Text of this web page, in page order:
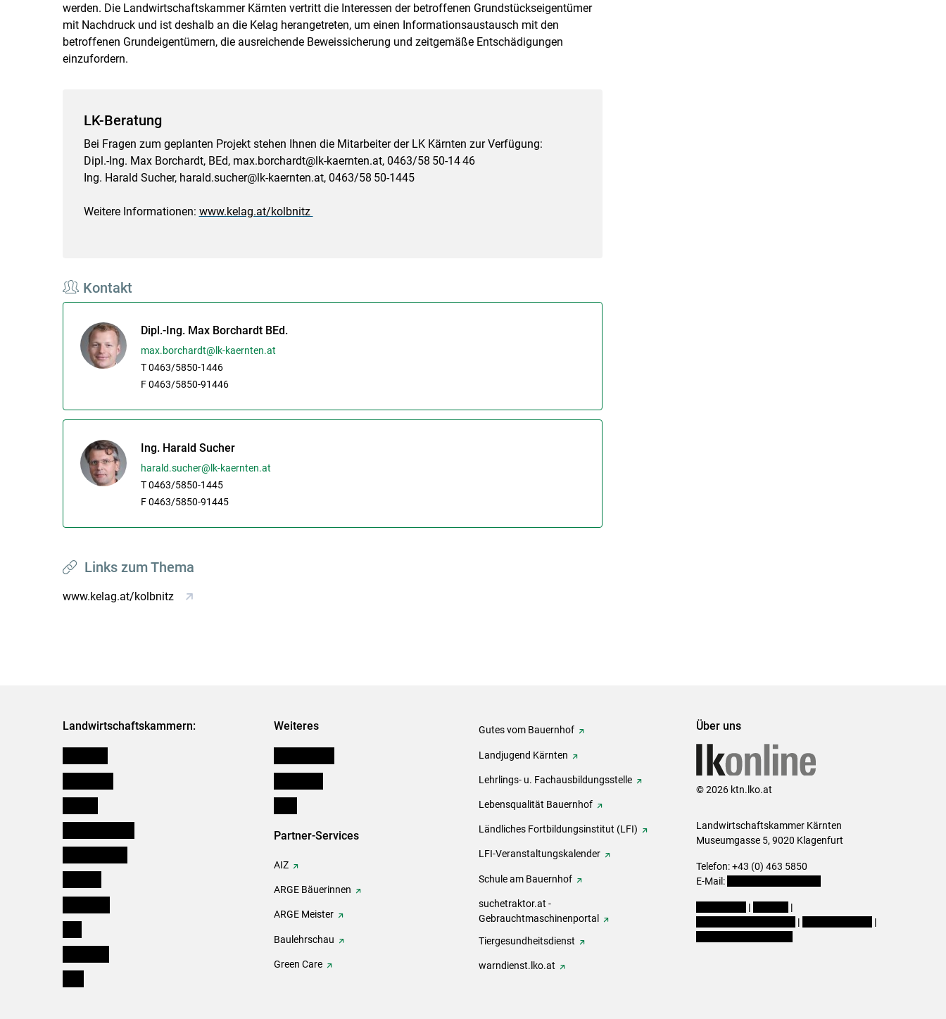
werden. Die Landwirtschaftskammer Kärnten vertritt die Interessen der betroffenen Grundstückseigentümer
mit Nachdruck und ist deshalb an die Kelag herangetreten, um einen Informationsaustausch mit den
betroffenen Grundeigentümern, die ausreichende Beweissicherung und zeitgemäße Entschädigungen
einzufordern.
LK-Beratung
Bei Fragen zum geplanten Projekt stehen Ihnen die Mitarbeiter der LK Kärnten zur Verfügung:
Dipl.-Ing. Max Borchardt, BEd, max.borchardt@lk-kaernten.at, 0463/​​58 50-14 46
Ing. Harald Sucher, harald.sucher@lk-kaernten.at, 0463/​​58 50-1445
Weitere Informationen: www.kelag.at/​​kolbnitz
Kontakt
Dipl.-Ing. Max Borchardt BEd.
max.borchardt@lk-kaernten.at
T 0463/5850-1446
F 0463/5850-91446
Ing. Harald Sucher
harald.sucher@lk-kaernten.at
T 0463/5850-1445
F 0463/5850-91445
Links zum Thema
www.kelag.at/kolbnitz
Landwirtschaftskammern: Weiteres
Partner-Services
AIZ
ARGE Bäuerinnen
ARGE Meister
Baulehrschau
Green Care
Gutes vom Bauernhof
Landjugend Kärnten
Lehrlings- u. Fachausbildungsstelle
Lebensqualität Bauernhof
Ländliches Fortbildungsinstitut (LFI)
LFI-Veranstaltungskalender
Schule am Bauernhof
suchetraktor.at -
Gebrauchtmaschinenportal
Tiergesundheitsdienst
warndienst.lko.at
Über uns
© 2026 ktn.lko.at
Landwirtschaftskammer Kärnten
Museumgasse 5, 9020 Klagenfurt
Telefon: +43 (0) 463 5850
E-Mail:
|
|
|
|